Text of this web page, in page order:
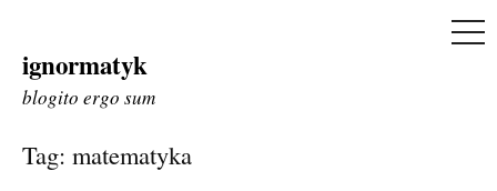
Skip
to
ignormatyk
blogito ergo sum
Tag: matematyka